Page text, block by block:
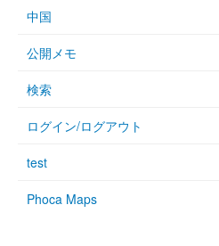
中国
公開メモ
検索
ログイン/ログアウト
test
Phoca Maps